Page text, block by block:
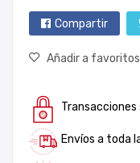
Compartir
Añadir a favoritos
Transacciones
Envíos a toda